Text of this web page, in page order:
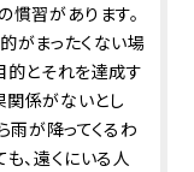
慣習があります。
がまったくない場
的とそれを達成す
係がないとし
雨が降ってくるわ
、遠くにいる人